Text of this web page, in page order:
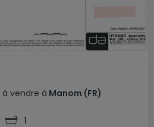
à vendre à Manom (FR)
1